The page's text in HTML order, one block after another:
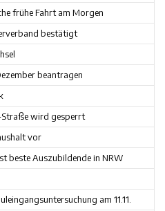
frühe Fahrt am Morgen
bestätigt
beantragen
Straße wird gesperrt
vor
beste Auszubildende in NRW
am 11.11.